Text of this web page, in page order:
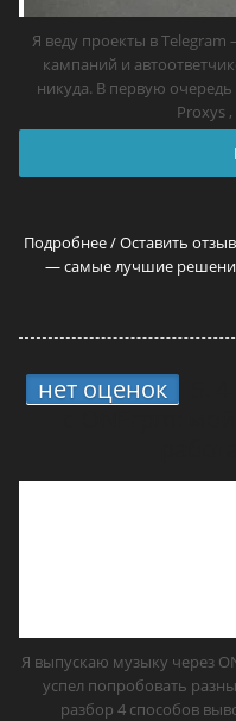
Я веду проекты в
кампаний и
никуда. В первую
Proxys
Подробнее / Оставить
— самые лучшие
нет оценок
Я выпускаю музыку через
успел попробовать
разбор 4 способов